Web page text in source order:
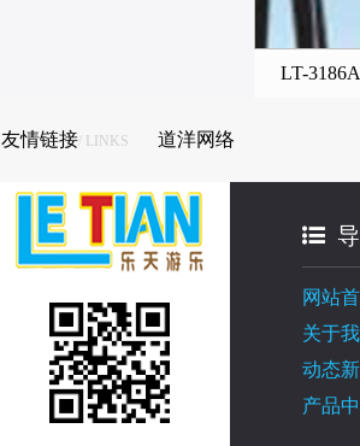
LT-
友情链接/ LINKS 道洋网络
网站
关于
动态
产品